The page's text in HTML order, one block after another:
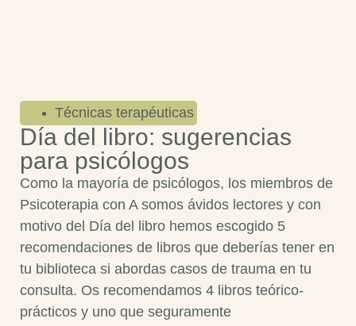
Técnicas terapéuticas
Día del libro: sugerencias
para psicólogos
Como la mayoría de psicólogos, los miembros de
Psicoterapia con A somos ávidos lectores y con
motivo del Día del libro hemos escogido 5
recomendaciones de libros que deberías tener en
tu biblioteca si abordas casos de trauma en tu
consulta. Os recomendamos 4 libros teórico-
prácticos y uno que seguramente